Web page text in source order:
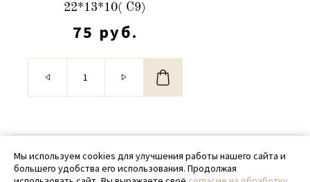
22*13*10( С9)
75 руб.
© 2020 - 2026 SamPack
+ 7 (918) 699-97-87
Мы используем cookies для улучшения работы нашего сайта и
большего удобства его использования. Продолжая